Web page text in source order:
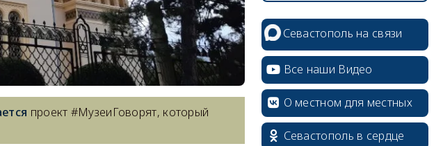
проект #МузеиГоворят, который
Севастополь на связи
Все наши Видео
О местном для местных
Севастополь в сердце